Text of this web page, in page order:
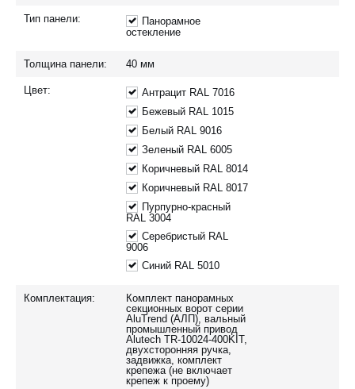
Тип панели:
Панорамное
остекление
Толщина панели: 40 мм
Цвет:
Антрацит RAL 7016
Бежевый RAL 1015
Белый RAL 9016
Зеленый RAL 6005
Коричневый RAL 8014
Коричневый RAL 8017
Пурпурно-красный
RAL 3004
Серебристый RAL
9006
Синий RAL 5010
Комплектация:
Комплект панорамных
секционных ворот серии
AluTrend (АЛП), вальный
промышленный привод
Alutech TR-10024-400KIT,
двухсторонняя ручка,
задвижка, комплект
крепежа (не включает
крепеж к проему)